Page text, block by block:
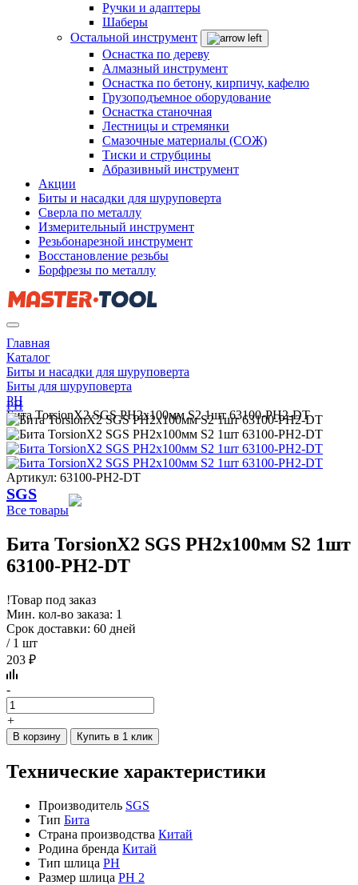
Ручки и адаптеры
Шаберы
Остальной инструмент
Оснастка по дереву
Алмазный инструмент
Оснастка по бетону, кирпичу, кафелю
Грузоподъемное оборудование
Оснастка станочная
Лестницы и стремянки
Смазочные материалы (СОЖ)
Тиски и струбцины
Абразивный инструмент
Акции
Биты и насадки для шуруповерта
Сверла по металлу
Измерительный инструмент
Резьбонарезной инструмент
Восстановление резьбы
Борфрезы по металлу
Главная
Каталог
Биты и насадки для шуруповерта
Биты для шуруповерта
PH
Бита TorsionX2 SGS PH2х100мм S2 1шт 63100-PH2-DT
PH
Артикул: 63100-PH2-DT
SGS
Все товары
Бита TorsionX2 SGS PH2х100мм S2 1шт
63100-PH2-DT
!Товар под заказ
Мин. кол-во заказа: 1
Срок доставки: 60 дней
/ 1 шт
203 ₽
-
+
В корзину Купить в 1 клик
Технические характеристики
Производитель SGS
Тип Бита
Страна производства Китай
Родина бренда Китай
Тип шлица PH
Размер шлица PH 2